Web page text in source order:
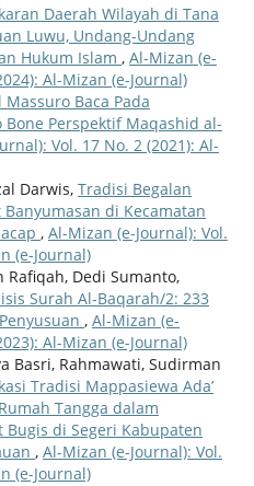
Daerah Wilayah di Tana
Luwu, Undang-Undang
Hukum Islam , Al-Mizan (e-
Al-Mizan (e-Journal)
Massuro Baca Pada
Bone Perspektif Maqashid al-
Vol. 17 No. 2 (2021): Al-
Darwis, Tradisi Begalan
di Kecamatan
, Al-Mizan (e-Journal): Vol.
(e-Journal)
Rafiqah, Dedi Sumanto,
Surah Al-Baqarah/2: 233
, Al-Mizan (e-
Al-Mizan (e-Journal)
Basri, Rahmawati, Sudirman
Tradisi Mappasiewa Ada’
Tangga dalam
Bugis di Segeri Kabupaten
, Al-Mizan (e-Journal): Vol.
(e-Journal)